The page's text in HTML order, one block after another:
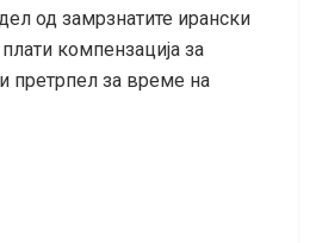
од замрзнатите ирански
компензација за
претрпел за време на